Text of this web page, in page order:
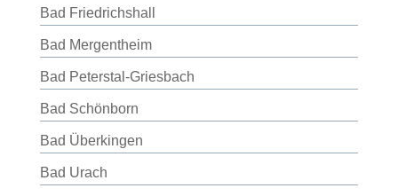
Bad Friedrichshall
Bad Mergentheim
Bad Peterstal-Griesbach
Bad Schönborn
Bad Überkingen
Bad Urach